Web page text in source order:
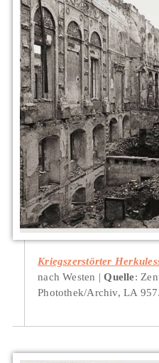
Kriegszerstörter
nach Westen
Quelle:
Photothek/Archiv, LA